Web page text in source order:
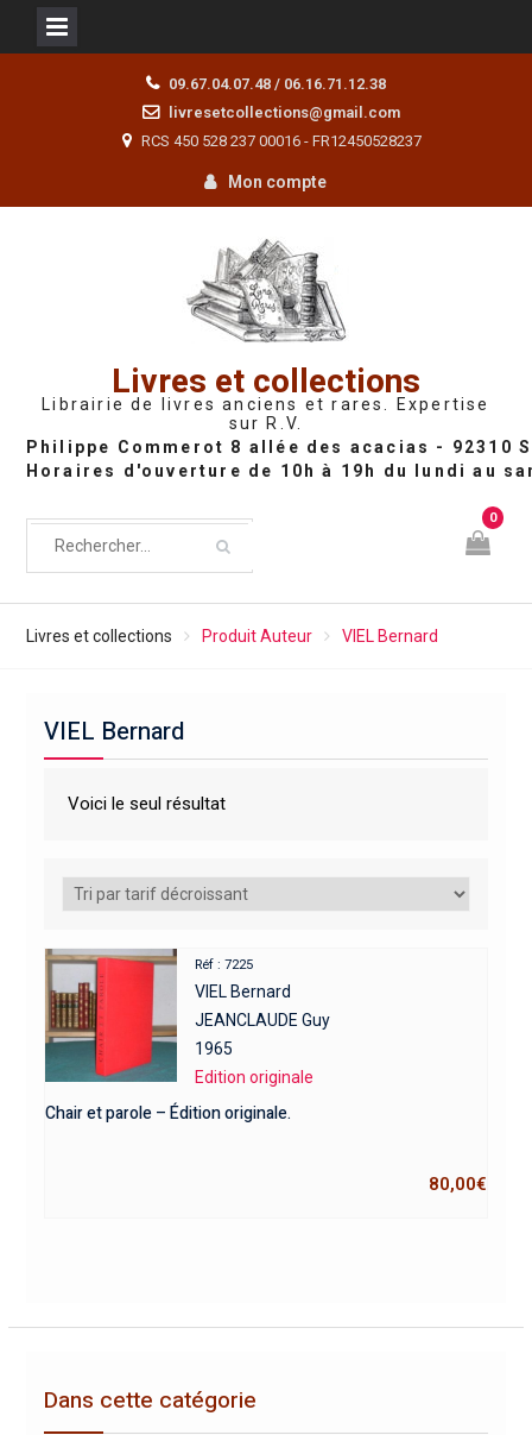
09.67.04.07.48 / 06.16.71.12.38
livresetcollections@gmail.com
RCS 450 528 237 00016 - FR12450528237
Mon compte
Livres et collections
Librairie de livres anciens et rares. Expertise
sur R.V.
0
Livres et collections Produit Auteur VIEL Bernard
VIEL Bernard
Voici le seul résultat
Réf : 7225
VIEL Bernard
JEANCLAUDE Guy
1965
Edition originale
Chair et parole – Édition originale.
80,00€
Dans cette catégorie